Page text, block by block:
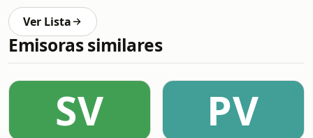
Ver Lista
Emisoras similares
SV PV